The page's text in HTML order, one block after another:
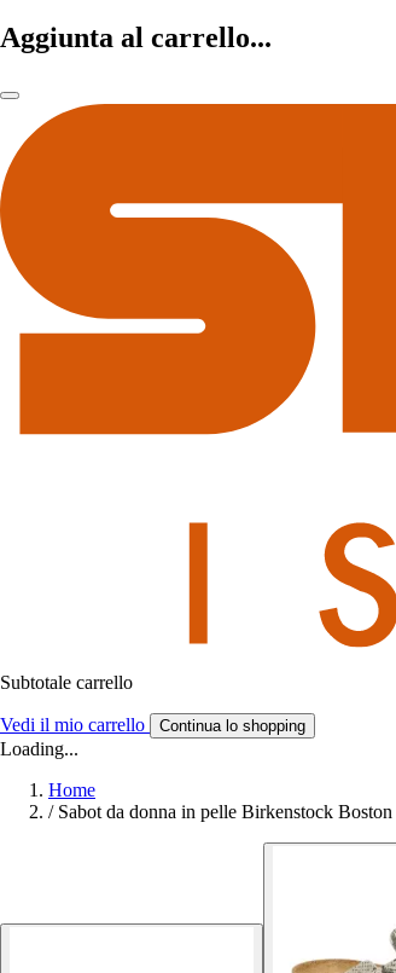
Aggiunta al carrello...
Subtotale carrello
Vedi il mio carrello Continua lo shopping
Loading...
Home
/ Sabot da donna in pelle Birkenstock Boston